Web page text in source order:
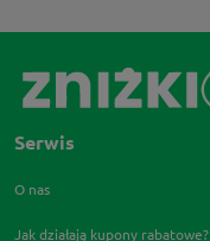
Serwis
O nas
Jak działają kupony rabatowe?